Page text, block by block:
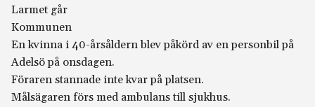
Larmet går
Kommunen
En kvinna i 40-årsåldern blev påkörd av en personbil på
Adelsö på onsdagen.
Föraren stannade inte kvar på platsen.
Målsägaren förs med ambulans till sjukhus.